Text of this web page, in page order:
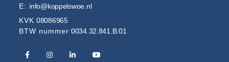
E: info@koppelswoe.nl
KVK 08086965
BTW nummer 0034.32.841.B.01